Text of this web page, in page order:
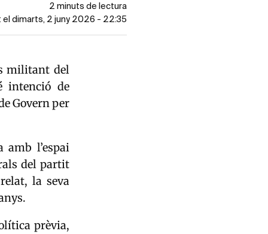
2 minuts de lectura
el dimarts, 2 juny 2026 - 22:35
militant del
de
Govern per
l’espai
del partit
la seva
prèvia,